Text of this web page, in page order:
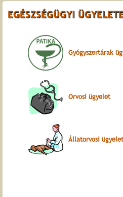
EGÉSZSÉGÜGYI
Gyógyszertárak
Orvosi ügyelet
Állatorvosi ügyelet